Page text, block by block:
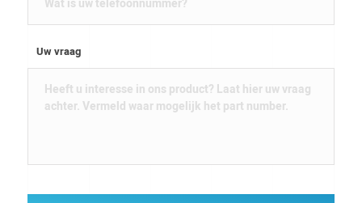
Uw vraag